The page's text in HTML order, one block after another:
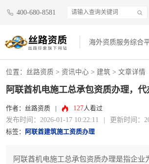
400-680-8581
海外资质服务综合
位置： 丝路资质 > 资讯中心 > 建筑 > 文章详情
阿联酋机电施工总承包资质办理，代
作者：丝路资质 127人看过
发布时间：2026-01-17 10:22:11 更新时间：
标签： 阿联酋建筑施工资质办理
阿联酋机电施工总承包资质办理是指企业